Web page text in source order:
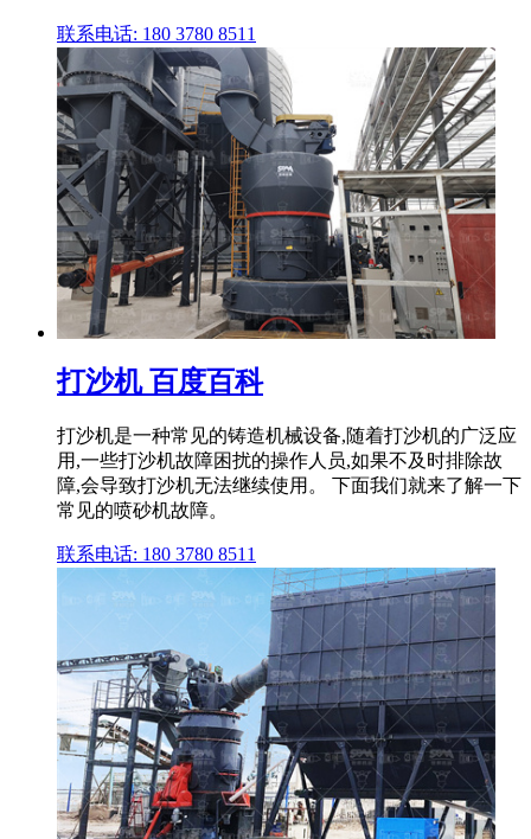
联系电话: 180 3780 8511
打沙机 百度百科
打沙机是一种常见的铸造机械设备,随着打沙机的广泛应
用,一些打沙机故障困扰的操作人员,如果不及时排除故
障,会导致打沙机无法继续使用。 下面我们就来了解一下
常见的喷砂机故障。
联系电话: 180 3780 8511